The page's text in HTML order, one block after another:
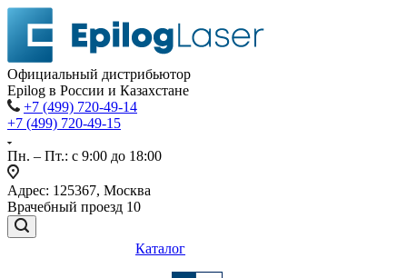
Официальный дистрибьютор
Epilog в России и Казахстане
+7 (499) 720-49-14
+7 (499) 720-49-15
Пн. – Пт.: с 9:00 до 18:00
Адрес: 125367, Москва
Врачебный проезд 10
Каталог